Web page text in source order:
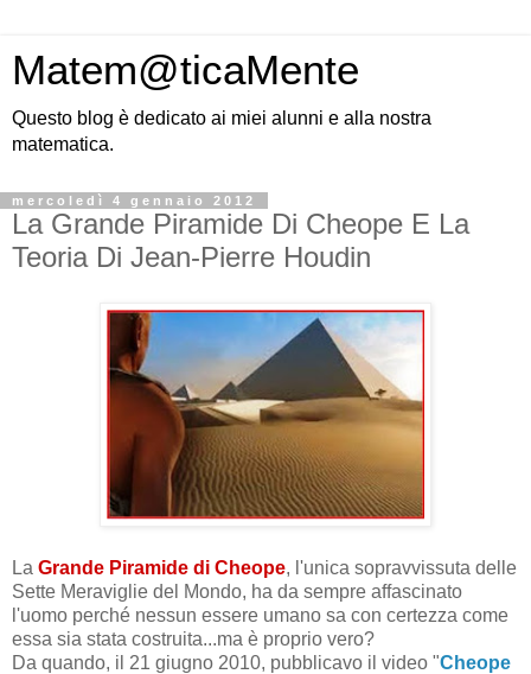
Matem@ticaMente
Questo blog è dedicato ai miei alunni e alla nostra
matematica.
mercoledì 4 gennaio 2012
La Grande Piramide Di Cheope E La
Teoria Di Jean-Pierre Houdin
La Grande Piramide di Cheope, l'unica sopravvissuta delle
Sette Meraviglie del Mondo, ha da sempre affascinato
l'uomo perché nessun essere umano sa con certezza come
essa sia stata costruita...ma è proprio vero?
Da quando, il 21 giugno 2010, pubblicavo il video "Cheope